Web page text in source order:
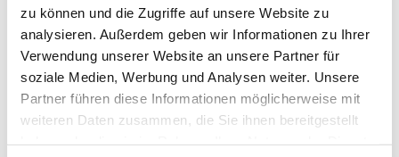
zu können und die Zugriffe auf unsere Website zu
analysieren. Außerdem geben wir Informationen zu Ihrer
Verwendung unserer Website an unsere Partner für
soziale Medien, Werbung und Analysen weiter. Unsere
Partner führen diese Informationen möglicherweise mit
weiteren Daten zusammen, die Sie ihnen bereitgestellt
Als Kfz-Sachverständiger für Wölfersheim ist H.-G. Wille
auch dann für Sie da, wenn Sie selbst an einem
Unfallereignis schuld sind. Man spricht in diesem Fall von
einem Kaskoschaden. Dies trifft unter anderem auf